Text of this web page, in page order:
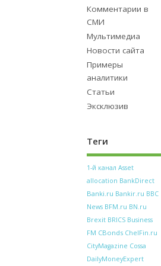
Комментарии в
СМИ
Мультимедиа
Новости сайта
Примеры
аналитики
Статьи
Эксклюзив
Теги
1-й канал Asset
allocation BankDirect
Banki.ru Bankir.ru BBC
News BFM.ru BN.ru
Brexit BRICS Business
FM CBonds ChelFin.ru
CityMagazine Cossa
DailyMoneyExpert